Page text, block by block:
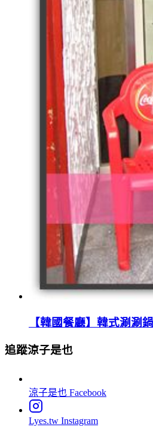
【韓國餐廳】韓式涮涮
追蹤涼子是也
涼子是也 Facebook
Lyes.tw Instagram